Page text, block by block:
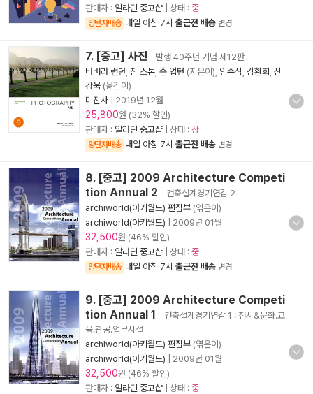
판매자 : 알라딘 중고샵 | 상태 : 중
양탄자배송 내일 아침 7시 출근전 배송 변경
7. [중고] 사진 - 발행 40주년 기념 제12판
바버라 런던 짐 스톤 존 업턴 (지은이), 임수식 김환희 신
강욱 (옮긴이)
미진사
2019년 12월
25,800원 (32% 할인)
판매자 : 알라딘 중고샵 | 상태 : 상
양탄자배송 내일 아침 7시 출근전 배송 변경
8. [중고] 2009 Architecture Competi
tion Annual 2 - 건축설계경기연감 2
archiworld(아키월드) 편집부 (엮은이)
archiworld(아키월드)
2009년 01월
32,500원 (46% 할인)
판매자 : 알라딘 중고샵 | 상태 : 중
양탄자배송 내일 아침 7시 출근전 배송 변경
9. [중고] 2009 Architecture Competi
tion Annual 1 - 건축설계경기연감 1 : 전시&문화.교
육.관공.업무시설
archiworld(아키월드) 편집부 (엮은이)
archiworld(아키월드)
2009년 01월
32,500원 (46% 할인)
판매자 : 알라딘 중고샵 | 상태 : 중